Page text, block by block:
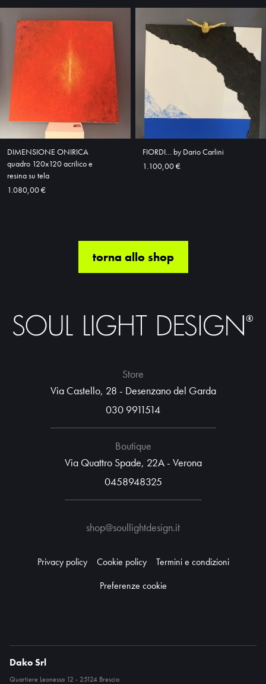
DIMENSIONE ONIRICA
quadro 120x120 acrilico e
resina su tela
1.080,00 €
FIORDI… by Dario Carlini
1.100,00 €
torna allo shop
Store
Via Castello, 28 - Desenzano del Garda
030 9911514
Boutique
Via Quattro Spade, 22A - Verona
0458948325
shop@soullightdesign.it
Privacy policy Cookie policy
Termini e condizioni
Preferenze cookie
Dako Srl
Quartiere Leonessa 12 - 25124 Brescia